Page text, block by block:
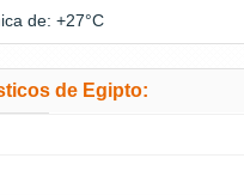
de: +27°C
de Egipto: